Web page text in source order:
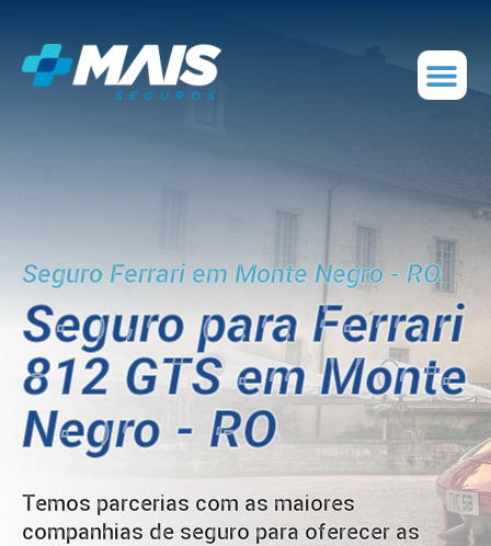
Seguro Ferrari em Monte Negro - RO
Seguro para Ferrari
812 GTS em Monte
Negro - RO
Temos parcerias com as maiores
companhias de seguro para oferecer as